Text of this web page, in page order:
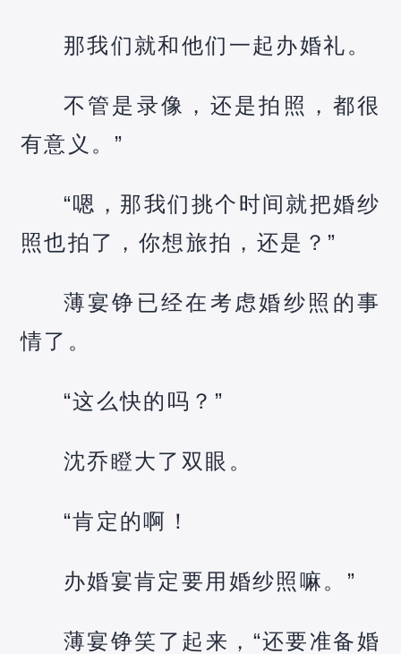
那我们就和他们一起办婚礼。
不管是录像，还是拍照，都很
有意义。”
“嗯，那我们挑个时间就把婚纱
照也拍了，你想旅拍，还是？”
薄宴铮已经在考虑婚纱照的事
情了。
“这么快的吗？”
沈乔瞪大了双眼。
“肯定的啊！
办婚宴肯定要用婚纱照嘛。”
薄宴铮笑了起来，“还要准备婚